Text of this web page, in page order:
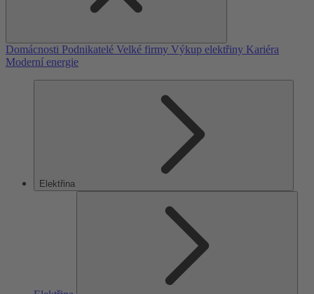
Domácnosti Podnikatelé Velké firmy Výkup elektřiny Kariéra
Moderní energie
Elektřina